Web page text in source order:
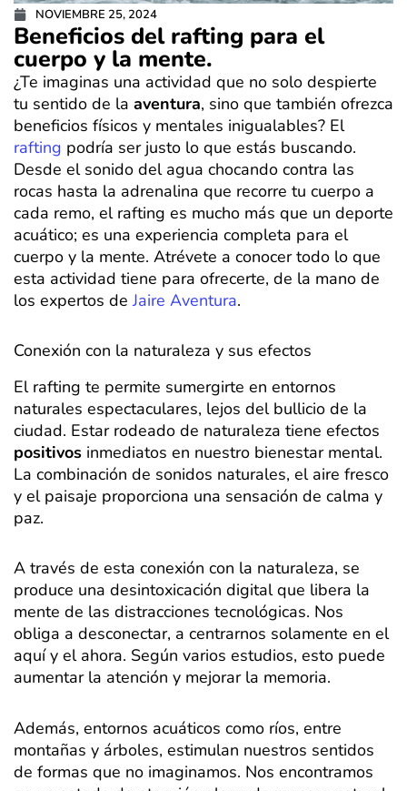
NOVIEMBRE 25, 2024
Beneficios del rafting para el
cuerpo y la mente.
¿Te imaginas una actividad que no solo despierte
tu sentido de la aventura, sino que también ofrezca
beneficios físicos y mentales inigualables? El
rafting podría ser justo lo que estás buscando.
Desde el sonido del agua chocando contra las
rocas hasta la adrenalina que recorre tu cuerpo a
cada remo, el rafting es mucho más que un deporte
acuático; es una experiencia completa para el
cuerpo y la mente. Atrévete a conocer todo lo que
esta actividad tiene para ofrecerte, de la mano de
los expertos deJaire Aventura.
Conexión con la naturaleza y sus efectos
El rafting te permite sumergirte en entornos
naturales espectaculares, lejos del bullicio de la
ciudad. Estar rodeado de naturaleza tiene efectos
positivos inmediatos en nuestro bienestar mental.
La combinación de sonidos naturales, el aire fresco
y el paisaje proporciona una sensación de calma y
paz.
A través de esta conexión con la naturaleza, se
produce una desintoxicación digital que libera la
mente de las distracciones tecnológicas. Nos
obliga a desconectar, a centrarnos solamente en el
aquí y el ahora. Según varios estudios, esto puede
aumentar la atención y mejorar la memoria.
Además, entornos acuáticos como ríos, entre
montañas y árboles, estimulan nuestros sentidos
de formas que no imaginamos. Nos encontramos